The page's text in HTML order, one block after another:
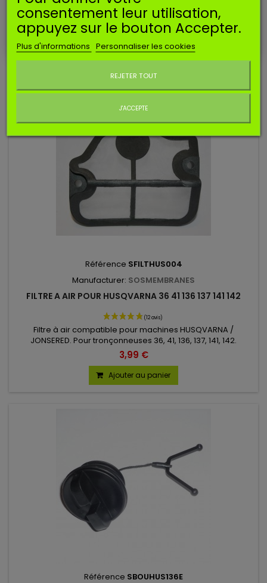
Carburateur compatible type WALBRO WT pour HUSQVARNA
136 137 141 142.
14,29 €
Ajouter au panier
Référence SFILTHUS004
Manufacturer: SOSMEMBRANES
FILTRE A AIR POUR HUSQVARNA 36 41 136 137 141 142
Filtre à air compatible pour machines HUSQVARNA /
JONSERED. Pour tronçonneuses 36, 41, 136, 137, 141, 142.
3,99 €
Ajouter au panier
Référence SBOUHUS136E
consentement leur utilisation,
appuyez sur le bouton Accepter.
Plus d'informations Personnaliser les cookies
REJETER TOUT
J'ACCEPTE